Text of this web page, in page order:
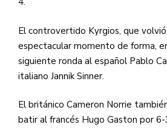
El controvertido Kyrgios, que
espectacular momento de forma,
siguiente ronda al español Pablo
italiano Jannik Sinner.
El británico Cameron Norrie
batir al francés Hugo Gaston por